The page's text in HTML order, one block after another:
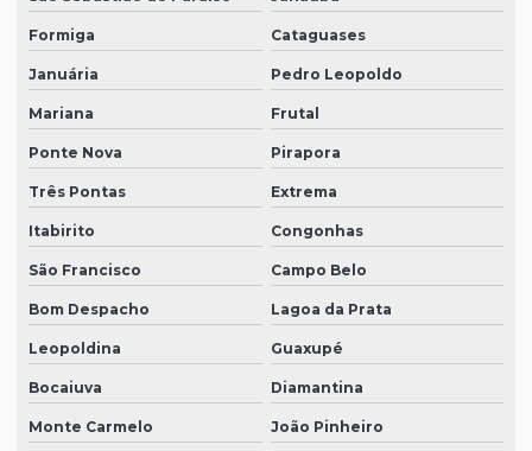
Formiga Cataguases
Januária Pedro Leopoldo
Mariana Frutal
Ponte Nova Pirapora
Três Pontas Extrema
Itabirito Congonhas
São Francisco Campo Belo
Bom Despacho Lagoa da Prata
Leopoldina Guaxupé
Bocaiuva Diamantina
Monte Carmelo João Pinheiro